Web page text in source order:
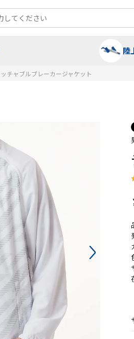
レーシングシャツ・
陸
消耗品・スペアパー
チャブルブレーカージャケット